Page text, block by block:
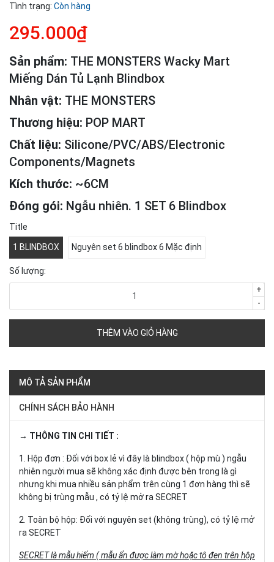
Tình trạng: Còn hàng
295.000₫
Sản phẩm: THE MONSTERS Wacky Mart
Miếng Dán Tủ Lạnh Blindbox
Nhân vật: THE MONSTERS
Thương hiệu: POP MART
Chất liệu: Silicone/PVC/ABS/Electronic
Components/Magnets
Kích thước: ~6CM
Đóng gói: Ngẫu nhiên. 1 SET 6 Blindbox
Title
1 BLINDBOX Nguyên set 6 blindbox 6 Mặc định
Số lượng:
-
+
THÊM VÀO GIỎ HÀNG
MÔ TẢ SẢN PHẨM
CHÍNH SÁCH BẢO HÀNH
→ THÔNG TIN CHI TIẾT :
1. Hộp đơn : Đối với box lẻ vì đây là blindbox ( hộp mù ) ngẫu
nhiên người mua sẽ không xác định được bên trong là gì
nhưng khi mua nhiều sản phẩm trên cùng 1 đơn hàng thì sẽ
không bị trùng mẫu , có tỷ lệ mở ra SECRET
2. Toàn bộ hộp: Đối với nguyên set (không trùng), có tỷ lệ mở
ra SECRET
SECRET là mẫu hiếm ( mẫu ẩn được làm mờ hoặc tô đen trên hộp